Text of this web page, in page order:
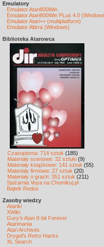
Emulatory
Emulator Atari800Win
Emulator Atari800Win PLus 4.0
Emulator Atari++ (multiplatform)
Emulator Altirra (Windows)
Biblioteka Atarowca
Czasopisma: 714 sztuk (185)
Materiały scenowe: 32 sztuki (9)
Materiały książkowe: 141 sztuk (55)
Materiały firmowe: 27 sztuk (20)
Materiały o grach: 351 sztuk (211)
Spiżarnia Voya na Chomikuj.pl
Bajtek Redux
Zasoby wiedzy
Atariki
XWiki
Gury's Atari 8-bit Forever
Atarimania
Atari Archives
Drygol's Retro Hacks
XL Search